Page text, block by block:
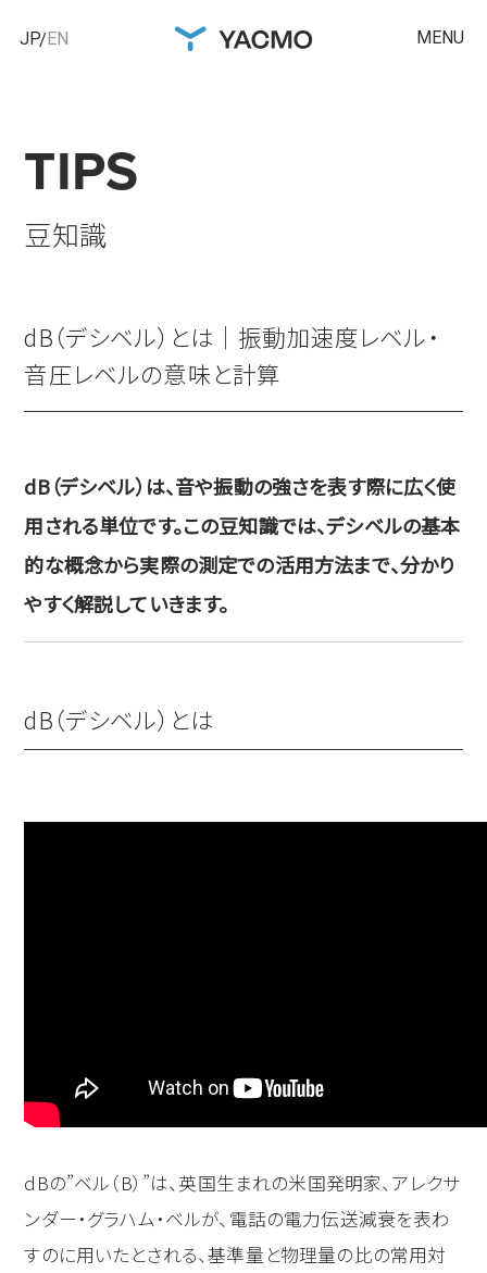
JP EN MENU
TIPS
豆知識
dB（デシベル）とは｜振動加速度レベル・
音圧レベルの意味と計算
dB（デシベル）は、音や振動の強さを表す際に広く使
用される単位です。この豆知識では、デシベルの基本
的な概念から実際の測定での活用方法まで、分かり
やすく解説していきます。
dB（デシベル）とは
dBの”ベル（B）”は、英国生まれの米国発明家、アレクサ
ンダー・グラハム・ベルが、電話の電力伝送減衰を表わ
すのに用いたとされる、基準量と物理量の比の常用対